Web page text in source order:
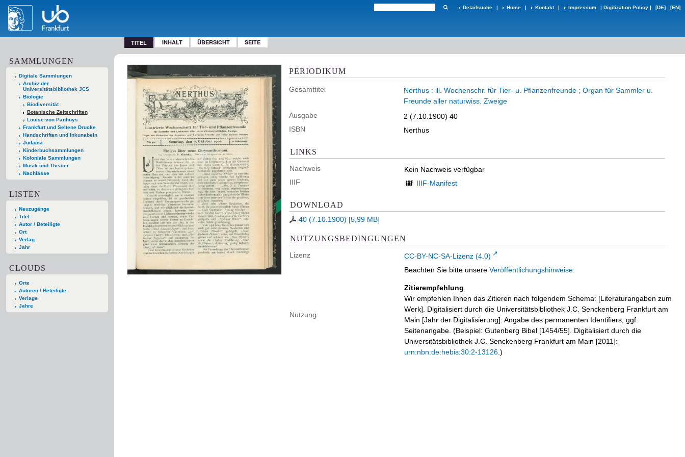
Detailsuche | Home | Kontakt | Impressum | Digitization Policy | [DE] [EN]
TITEL INHALT ÜBERSICHT SEITE
SAMMLUNGEN
Digitale Sammlungen
Archiv der
Universitätsbibliothek JCS
Biologie
Biodiversität
Botanische Zeitschriften
Louise von Panhuys
Frankfurt und Seltene Drucke
Handschriften und Inkunabeln
Judaica
Kinderbuchsammlungen
Koloniale Sammlungen
Musik und Theater
Nachlässe
LISTEN
Neuzugänge
Titel
Autor / Beteiligte
Ort
Verlag
Jahr
CLOUDS
Orte
Autoren / Beteiligte
Verlage
Jahre
PERIODIKUM
Gesamttitel
Nerthus : ill. Wochenschr. für Tier- u. Pflanzenfreunde ; Organ für Sammler u.
Freunde aller naturwiss. Zweige
Ausgabe
2 (7.10.1900) 40
ISBN
Nerthus
LINKS
Nachweis
Kein Nachweis verfügbar
IIIF
IIIF-Manifest
DOWNLOAD
40 (7.10.1900) [5,99 MB]
NUTZUNGSBEDINGUNGEN
Lizenz CC-BY-NC-SA-Lizenz (4.0)
Nutzung
Beachten Sie bitte unsere Veröffentlichungshinweise
Zitierempfehlung
Wir empfehlen Ihnen das Zitieren nach folgendem Schema: [Literaturangaben zum
Werk]. Digitalisiert durch die Universitätsbibliothek J.C. Senckenberg Frankfurt am
Main [Jahr der Digitalisierung]: Angabe des permanenten Identifiers, ggf.
Seitenangabe. (Beispiel: Gutenberg Bibel [1454/55]. Digitalisiert durch die
Universitätsbibliothek J.C. Senckenberg Frankfurt am Main [2011]:
urn:nbn:de:hebis:30:2-13126 .)